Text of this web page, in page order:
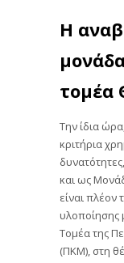
Η
τομέα
Την ίδια
κριτήρια
και ως
είναι πλέον
υλοποίησης
Τομέα της
(ΠΚΜ), στη